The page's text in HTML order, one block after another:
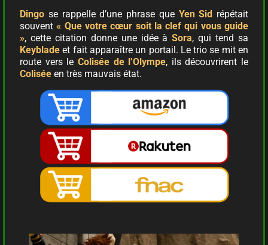
Dingo se rappelle d’une phrase queYen Sid répétait
souvent« Que votre cœur soit la clef qui vous guide
», cette citation donne une idée àSora, qui tend sa
Keyblade et fait apparaître un portail. Le trio se mit en
route vers le Colisée de l’Olympe, ils découvrirent le
Colisée en très mauvais état.